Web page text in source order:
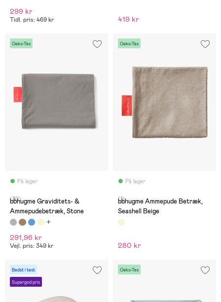
299 kr
Tidl. pris: 469 kr 419 kr
Oeko-Tex
På lager
(30)
bbhugme Graviditets- &
Ammepudebetræk, Stone
291,96 kr
Vejl. pris: 349 kr
Oeko-Tex
På lager
(1)
bbhugme Ammepude Betræk,
Seashell Beige
280 kr
Bedst i test
Supergod pris
Oeko-Tex